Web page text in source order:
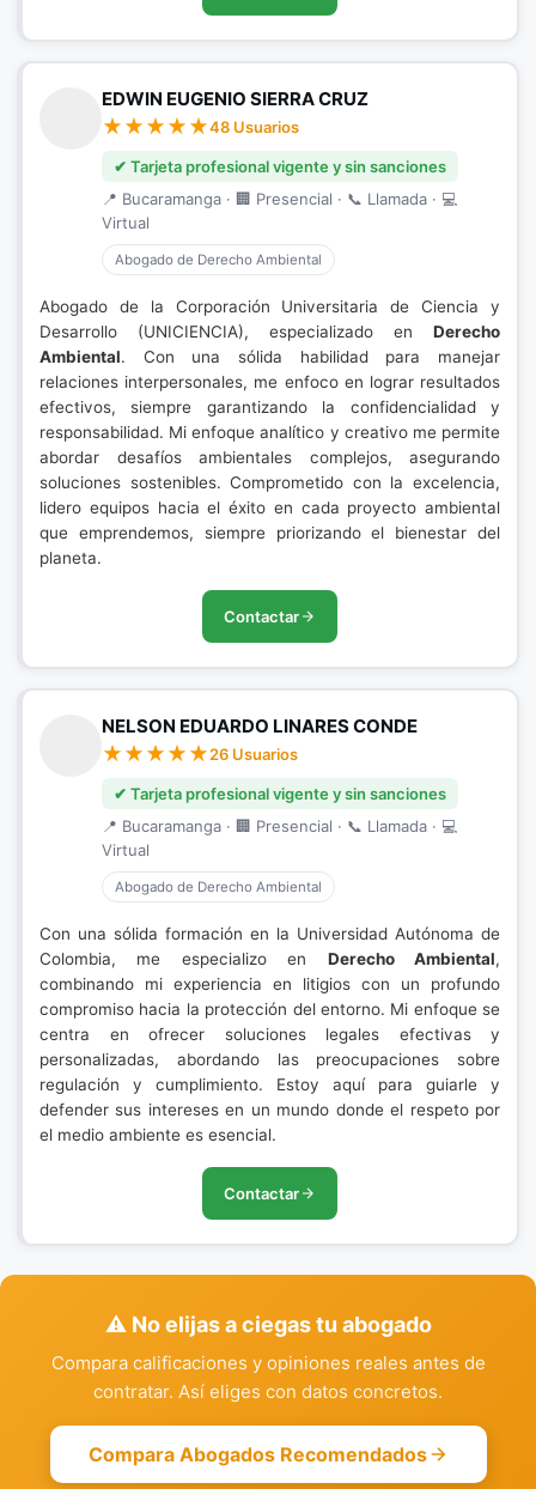
EDWIN EUGENIO SIERRA CRUZ
48 Usuarios
✔ Tarjeta profesional vigente y sin sanciones
📍 Bucaramanga · 🏢 Presencial · 📞 Llamada · 💻
Virtual
Abogado de Derecho Ambiental
Abogado de la Corporación Universitaria de Ciencia y
Desarrollo (UNICIENCIA), especializado en Derecho
Ambiental. Con una sólida habilidad para manejar
relaciones interpersonales, me enfoco en lograr resultados
efectivos, siempre garantizando la confidencialidad y
responsabilidad. Mi enfoque analítico y creativo me permite
abordar desafíos ambientales complejos, asegurando
soluciones sostenibles. Comprometido con la excelencia,
lidero equipos hacia el éxito en cada proyecto ambiental
que emprendemos, siempre priorizando el bienestar del
planeta.
Contactar
NELSON EDUARDO LINARES CONDE
26 Usuarios
✔ Tarjeta profesional vigente y sin sanciones
📍 Bucaramanga · 🏢 Presencial · 📞 Llamada · 💻
Virtual
Abogado de Derecho Ambiental
Con una sólida formación en la Universidad Autónoma de
Colombia, me especializo en Derecho Ambiental,
combinando mi experiencia en litigios con un profundo
compromiso hacia la protección del entorno. Mi enfoque se
centra en ofrecer soluciones legales efectivas y
personalizadas, abordando las preocupaciones sobre
regulación y cumplimiento. Estoy aquí para guiarle y
defender sus intereses en un mundo donde el respeto por
el medio ambiente es esencial.
Contactar
⚠️ No elijas a ciegas tu abogado
Compara calificaciones y opiniones reales antes de
contratar. Así eliges con datos concretos.
Compara Abogados Recomendados